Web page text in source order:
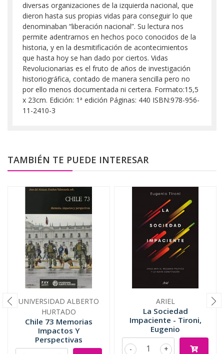
diversas organizaciones de la izquierda nacional, que
dieron hasta sus propias vidas para conseguir lo que
denominaban “liberación nacional”. Su lectura nos
permite adentrarnos en hechos poco conocidos de la
historia, y en la desmitificación de acontecimientos
que hasta hoy se han dado por ciertos. Vidas
Revolucionarias es el fruto de años de investigación
historiográfica, contado de manera sencilla pero no
por ello menos documentada ni certera. Formato:15,5
x 23cm. Edición: 1ª edición Páginas: 440 ISBN:978-956-
11-2410-3
TAMBIÉN TE PUEDE INTERESAR
UNIVERSIDAD ALBERTO
HURTADO
Chile 73 Memorias
Impactos Y
Perspectivas
ARIEL
La Sociedad
Impaciente - Tironi,
Eugenio
+
-